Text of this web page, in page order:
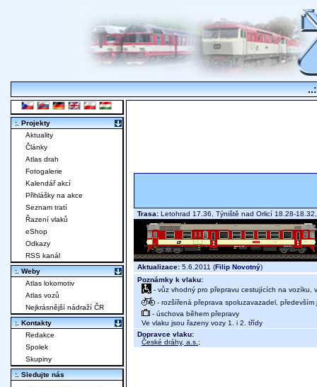
Trasa: Letohrad 17.36, Týniště nad Orlicí 18.28-
Aktualizace: 5.6.2011 (Filip Novotný)
Poznámky k vlaku:
- vůz vhodný pro přepravu cestujících na vozíku,
- rozšířená přeprava spoluzavazadel, především
- úschova během přepravy
Ve vlaku jsou řazeny vozy 1. i 2. třídy
Dopravce vlaku:
České dráhy, a.s. ;
:. Projekty
Aktuality
Články
Atlas drah
Fotogalerie
Kalendář akcí
Přihlášky na akce
Seznam tratí
Řazení vlaků
eShop
Odkazy
RSS kanál
:. Weby
Atlas lokomotiv
Atlas vozů
Nejkrásnější nádraží ČR
:. Kontakty
Redakce
Spolek
Skupiny
:. Sledujte nás